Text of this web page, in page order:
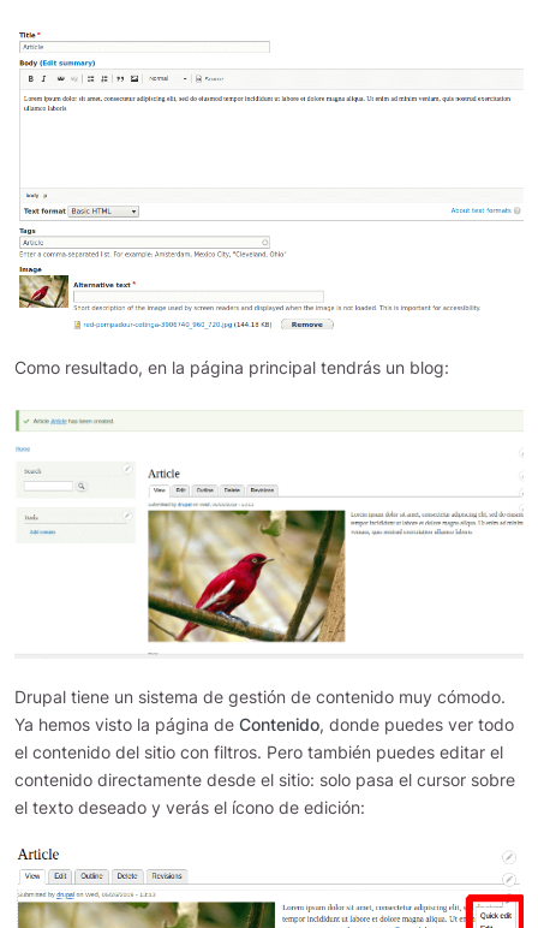
Como resultado, en la página principal tendrás un blog:
Drupal tiene un sistema de gestión de contenido muy cómodo.
Ya hemos visto la página de Contenido, donde puedes ver todo
el contenido del sitio con filtros. Pero también puedes editar el
contenido directamente desde el sitio: solo pasa el cursor sobre
el texto deseado y verás el ícono de edición: